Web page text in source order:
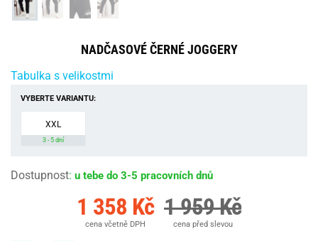
NADČASOVÉ ČERNÉ JOGGERY
Tabulka s velikostmi
VYBERTE VARIANTU:
XXL
3 - 5 dní
Dostupnost: u tebe do 3-5 pracovních dnů
1 358 Kč
cena včetně DPH
1 959 Kč
cena před slevou